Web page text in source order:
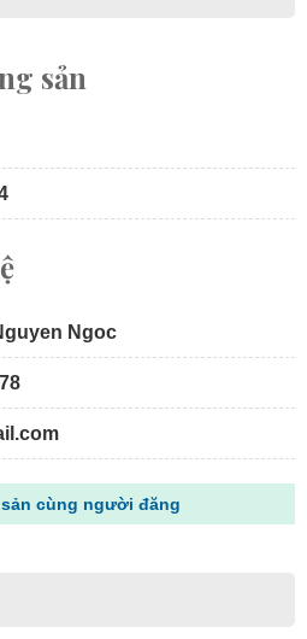
sản
Ngoc
cùng người đăng